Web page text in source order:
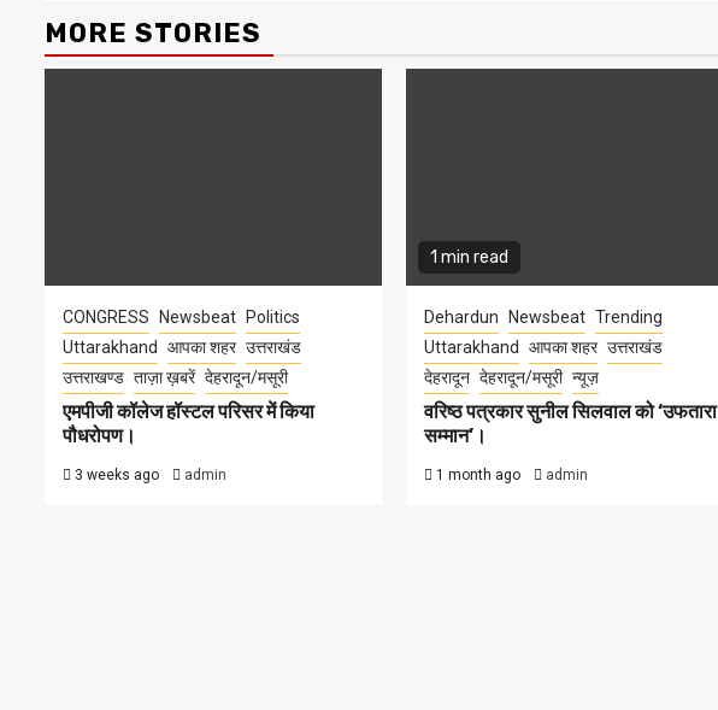
MORE STORIES
CONGRESS Newsbeat
Politics
Uttarakhand
आपका शहर उत्तराखंड
उत्तराखण्ड ताज़ा ख़बरें देहरादून/मसूरी
एमपीजी कॉलेज हॉस्टल परिसर में किया
पौधरोपण।
3 weeks ago admin
1 min read
Dehardun Newsbeat Trending
Uttarakhand
आपका शहर उत्तराखंड
देहरादून देहरादून/मसूरी न्यूज़
वरिष्ठ पत्रकार सुनील सिलवाल को ‘उफतारा
सम्मान’।
1 month ago admin